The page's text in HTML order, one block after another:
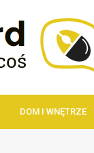
DOM I WNĘTRZE